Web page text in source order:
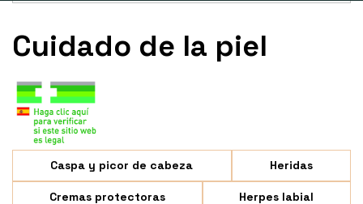
Cuidado de la piel
Caspa y picor de cabeza Heridas
Cremas protectoras Herpes labial